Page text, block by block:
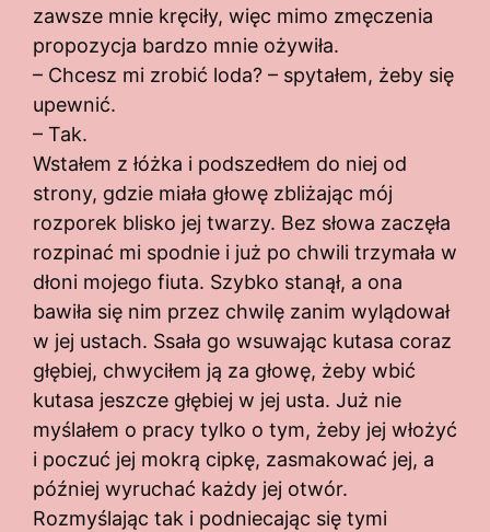
zawsze mnie kręciły, więc mimo zmęczenia
propozycja bardzo mnie ożywiła.
– Chcesz mi zrobić loda? – spytałem, żeby się
upewnić.
– Tak.
Wstałem z łóżka i podszedłem do niej od
strony, gdzie miała głowę zbliżając mój
rozporek blisko jej twarzy. Bez słowa zaczęła
rozpinać mi spodnie i już po chwili trzymała w
dłoni mojego fiuta. Szybko stanął, a ona
bawiła się nim przez chwilę zanim wylądował
w jej ustach. Ssała go wsuwając kutasa coraz
głębiej, chwyciłem ją za głowę, żeby wbić
kutasa jeszcze głębiej w jej usta. Już nie
myślałem o pracy tylko o tym, żeby jej włożyć
i poczuć jej mokrą cipkę, zasmakować jej, a
później wyruchać każdy jej otwór.
Rozmyślając tak i podniecając się tymi